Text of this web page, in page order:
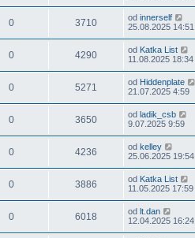
0 3710 od innerself
25.08.2025 14:51
0 4290 od Katka List
11.08.2025 18:34
0 5271 od Hiddenplate
21.07.2025 4:59
0 3650 od ladik_csb
9.07.2025 9:59
0 4236 od kelley
25.06.2025 19:54
0 3886 od Katka List
11.05.2025 17:59
0 6018 od lt.dan
12.04.2025 16:24